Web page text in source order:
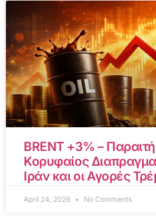
BRENT +3% –
Κορυφαίος
Ιράν και οι Αγορές
April 24, 2026 No Comments